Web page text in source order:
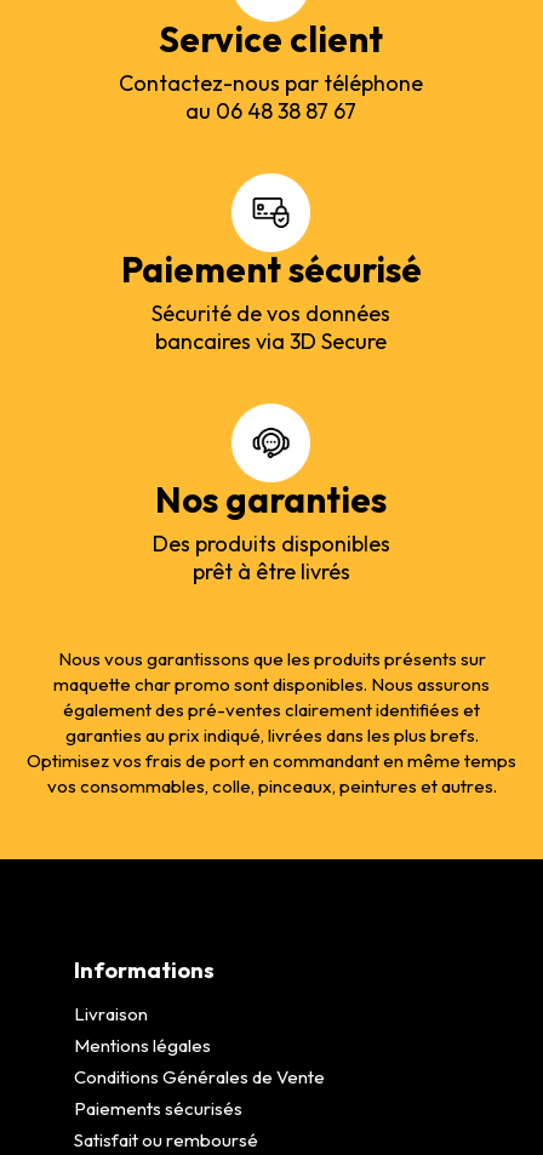
Service client
Contactez-nous par téléphone
au 06 48 38 87 67
Paiement sécurisé
Sécurité de vos données
bancaires via 3D Secure
Nos garanties
Des produits disponibles
prêt à être livrés
Nous vous garantissons que les produits présents sur
maquette char promo sont disponibles. Nous assurons
également des pré-ventes clairement identifiées et
garanties au prix indiqué, livrées dans les plus brefs.
Optimisez vos frais de port en commandant en même temps
vos consommables, colle, pinceaux, peintures et autres.
Informations
Livraison
Mentions légales
Conditions Générales de Vente
Paiements sécurisés
Satisfait ou remboursé